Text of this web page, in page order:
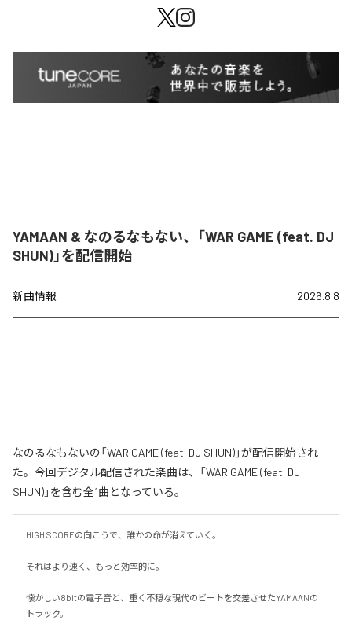
YAMAAN & なのるなもない、「WAR GAME (feat. DJ
SHUN)」を配信開始
新曲情報 2026.8.8
なのるなもないの「WAR GAME (feat. DJ SHUN)」が配信開始され
た。今回デジタル配信された楽曲は、「WAR GAME (feat. DJ
SHUN)」を含む全1曲となっている。
HIGH SCOREの向こうで、誰かの命が消えていく。
それはより速く、もっと効率的に。
懐かしい8bitの電子音と、重く不穏な現代のビートを交差させたYAMAANの
トラック。